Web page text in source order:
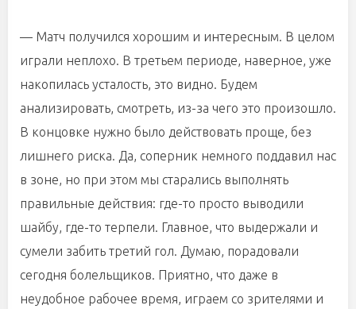
— Матч получился хорошим и интересным. В целом
играли неплохо. В третьем периоде, наверное, уже
накопилась усталость, это видно. Будем
анализировать, смотреть, из-за чего это произошло.
В концовке нужно было действовать проще, без
лишнего риска. Да, соперник немного поддавил нас
в зоне, но при этом мы старались выполнять
правильные действия: где-то просто выводили
шайбу, где-то терпели. Главное, что выдержали и
сумели забить третий гол. Думаю, порадовали
сегодня болельщиков. Приятно, что даже в
неудобное рабочее время, играем со зрителями и